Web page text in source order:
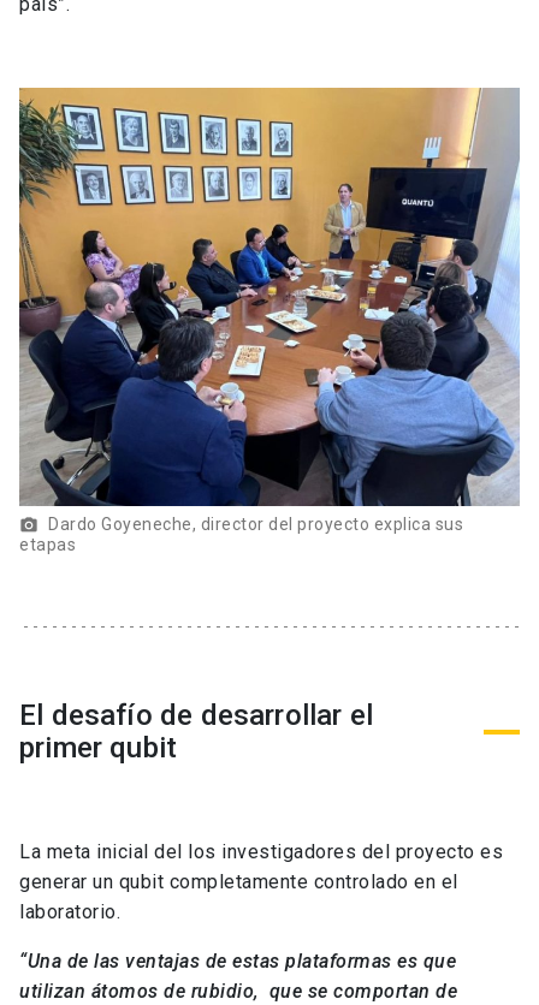
Dardo Goyeneche, director del proyecto explica sus
etapas
El desafío de desarrollar el
primer qubit
La meta inicial del los investigadores del proyecto es
generar un qubit completamente controlado en el
laboratorio.
“Una de las ventajas de estas plataformas es que
utilizan átomos de rubidio, que se comportan de